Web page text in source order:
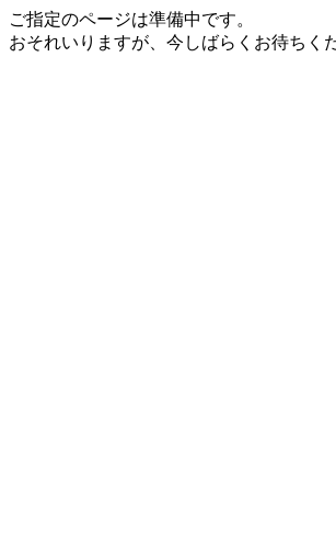
ご指定のページは準備中です。
おそれいりますが、今しばらくお待ちく